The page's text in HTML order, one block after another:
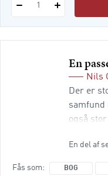
1
En
Nils
Der er
også
En del af
Fås som BOG